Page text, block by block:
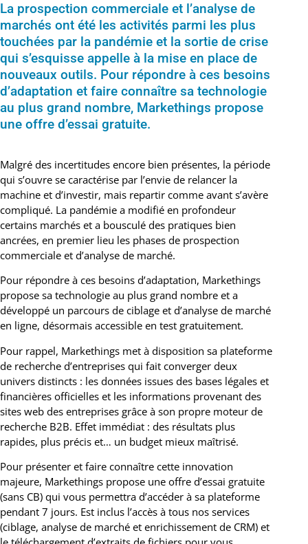
La prospection commerciale et l’analyse de
marchés ont été les activités parmi les plus
touchées par la pandémie et la sortie de crise
qui s’esquisse appelle à la mise en place de
nouveaux outils. Pour répondre à ces besoins
d’adaptation et faire connaître sa technologie
au plus grand nombre, Markethings propose
une offre d’essai gratuite.
Malgré des incertitudes encore bien présentes, la période
qui s’ouvre se caractérise par l’envie de relancer la
machine et d’investir, mais repartir comme avant s’avère
compliqué. La pandémie a modifié en profondeur
certains marchés et a bousculé des pratiques bien
ancrées, en premier lieu les phases de prospection
commerciale et d’analyse de marché.
Pour répondre à ces besoins d’adaptation, Markethings
propose sa technologie au plus grand nombre et a
développé un parcours de ciblage et d’analyse de marché
en ligne, désormais accessible en test gratuitement.
Pour rappel, Markethings met à disposition sa plateforme
de recherche d’entreprises qui fait converger deux
univers distincts : les données issues des bases légales et
financières officielles et les informations provenant des
sites web des entreprises grâce à son propre moteur de
recherche B2B. Effet immédiat : des résultats plus
rapides, plus précis et… un budget mieux maîtrisé.
Pour présenter et faire connaître cette innovation
majeure, Markethings propose une offre d’essai gratuite
(sans CB) qui vous permettra d’accéder à sa plateforme
pendant 7 jours. Est inclus l’accès à tous nos services
(ciblage, analyse de marché et enrichissement de CRM) et